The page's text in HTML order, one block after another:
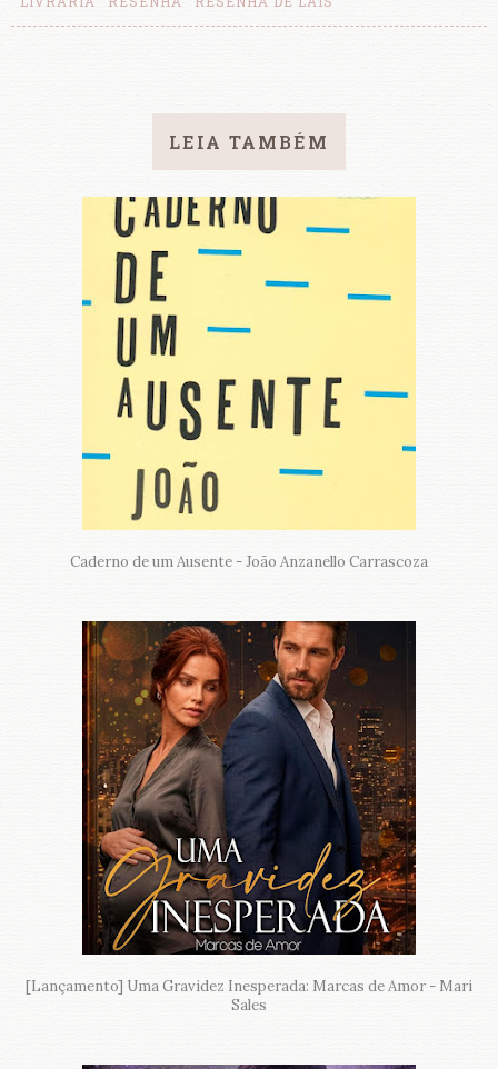
LEIA TAMBÉM
Caderno de um Ausente - João Anzanello Carrascoza
[Lançamento] Uma Gravidez Inesperada: Marcas de Amor - Mari
Sales